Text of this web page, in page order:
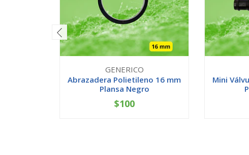
GENERICO
Abrazadera Polietileno 16 mm
Plansa Negro
+
$100
Mini